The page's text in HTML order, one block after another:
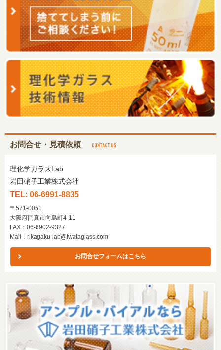
お問合せ・見積依頼
理化学ガラスLab
岩田硝子工業株式会社
TEL: 06-6991-8835
〒571-0051
大阪府門真市向島町4-11
FAX：06-6902-9327
Mail： rikagaku-lab@iwataglass.com
お問合せフォームはこちら